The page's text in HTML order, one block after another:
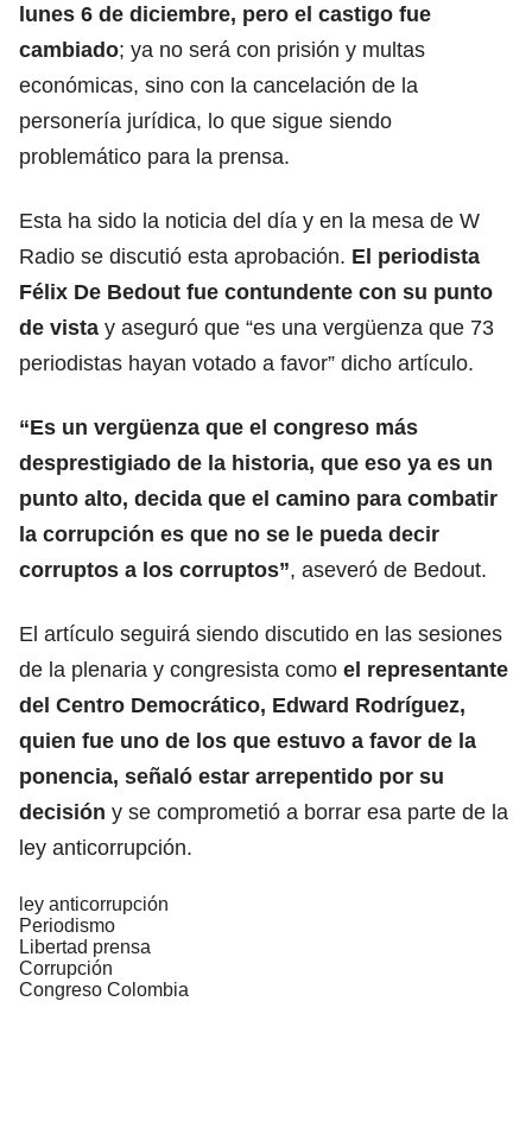
lunes 6 de diciembre, pero el castigo fue
cambiado; ya no será con prisión y multas
económicas, sino con la cancelación de la
personería jurídica, lo que sigue siendo
problemático para la prensa.
Esta ha sido la noticia del día y en la mesa de W
Radio se discutió esta aprobación. El periodista
Félix De Bedout fue contundente con su punto
de vista y aseguró que “es una vergüenza que 73
periodistas hayan votado a favor” dicho artículo.
“Es un vergüenza que el congreso más
desprestigiado de la historia, que eso ya es un
punto alto, decida que el camino para combatir
la corrupción es que no se le pueda decir
corruptos a los corruptos”, aseveró de Bedout.
El artículo seguirá siendo discutido en las sesiones
de la plenaria y congresista como el representante
del Centro Democrático, Edward Rodríguez,
quien fue uno de los que estuvo a favor de la
ponencia, señaló estar arrepentido por su
decisión y se comprometió a borrar esa parte de la
ley anticorrupción.
ley anticorrupción
Periodismo
Libertad prensa
Corrupción
Congreso Colombia